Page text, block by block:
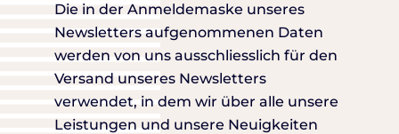
Die in der Anmeldemaske unseres
Newsletters aufgenommenen Daten
werden von uns ausschliesslich für den
Versand unseres Newsletters
verwendet, in dem wir über alle unsere
Leistungen und unsere Neuigkeiten